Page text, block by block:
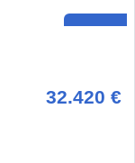
32.420 €